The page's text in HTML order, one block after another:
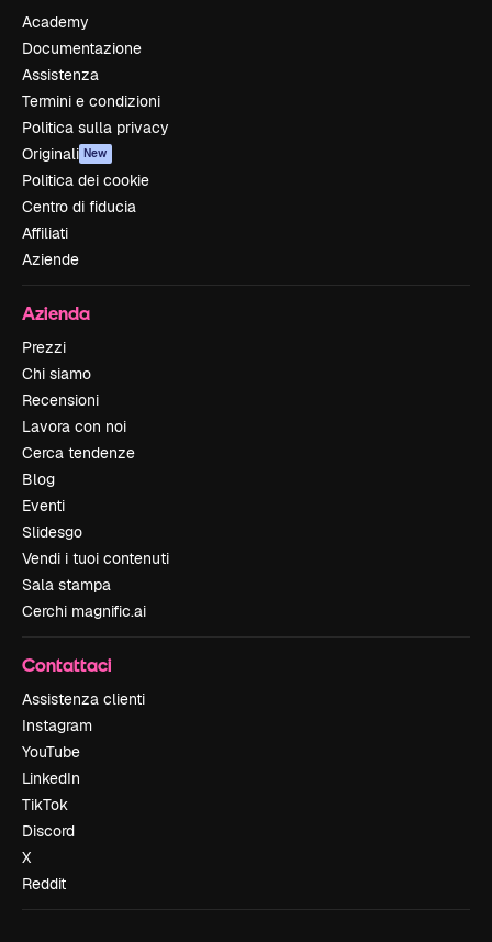
Academy
Documentazione
Assistenza
Termini e condizioni
Politica sulla privacy
Originali New
Politica dei cookie
Centro di fiducia
Affiliati
Aziende
Azienda
Prezzi
Chi siamo
Recensioni
Lavora con noi
Cerca tendenze
Blog
Eventi
Slidesgo
Vendi i tuoi contenuti
Sala stampa
Cerchi magnific.ai
Contattaci
Assistenza clienti
Instagram
YouTube
LinkedIn
TikTok
Discord
X
Reddit